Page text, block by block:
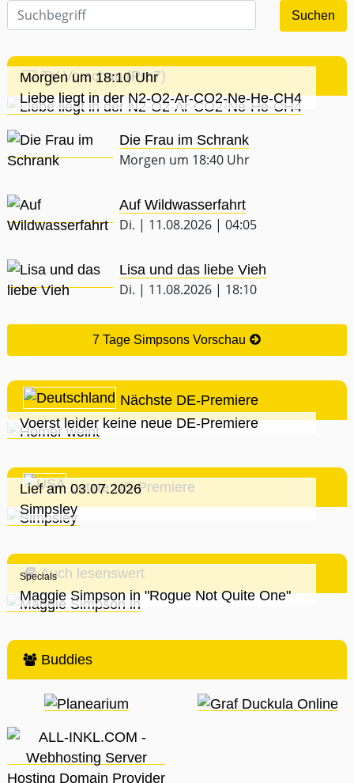
TV-Vorschau (Pro7)
Morgen um 18:10 Uhr
Liebe liegt in der N2-O2-Ar-CO2-Ne-He-CH4
Die Frau im Schrank
Morgen um 18:40 Uhr
Auf Wildwasserfahrt
Di. | 11.08.2026 | 04:05
Lisa und das liebe Vieh
Di. | 11.08.2026 | 18:10
7 Tage Simpsons Vorschau
Nächste DE-Premiere
Voerst leider keine neue DE-Premiere
Letzte US-Premiere
Lief am 03.07.2026
Simpsley
Auch lesenswert
Specials
Maggie Simpson in "Rogue Not Quite One"
Buddies